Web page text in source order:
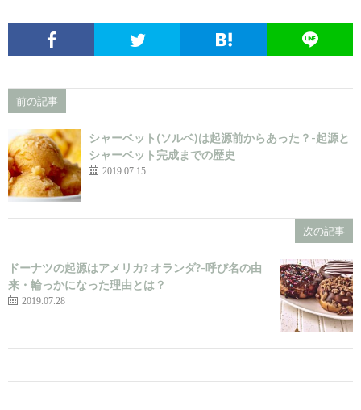
前の記事
シャーベット(ソルベ)は起源前からあった？-起源と
シャーベット完成までの歴史
2019.07.15
次の記事
ドーナツの起源はアメリカ? オランダ?-呼び名の由
来・輪っかになった理由とは？
2019.07.28